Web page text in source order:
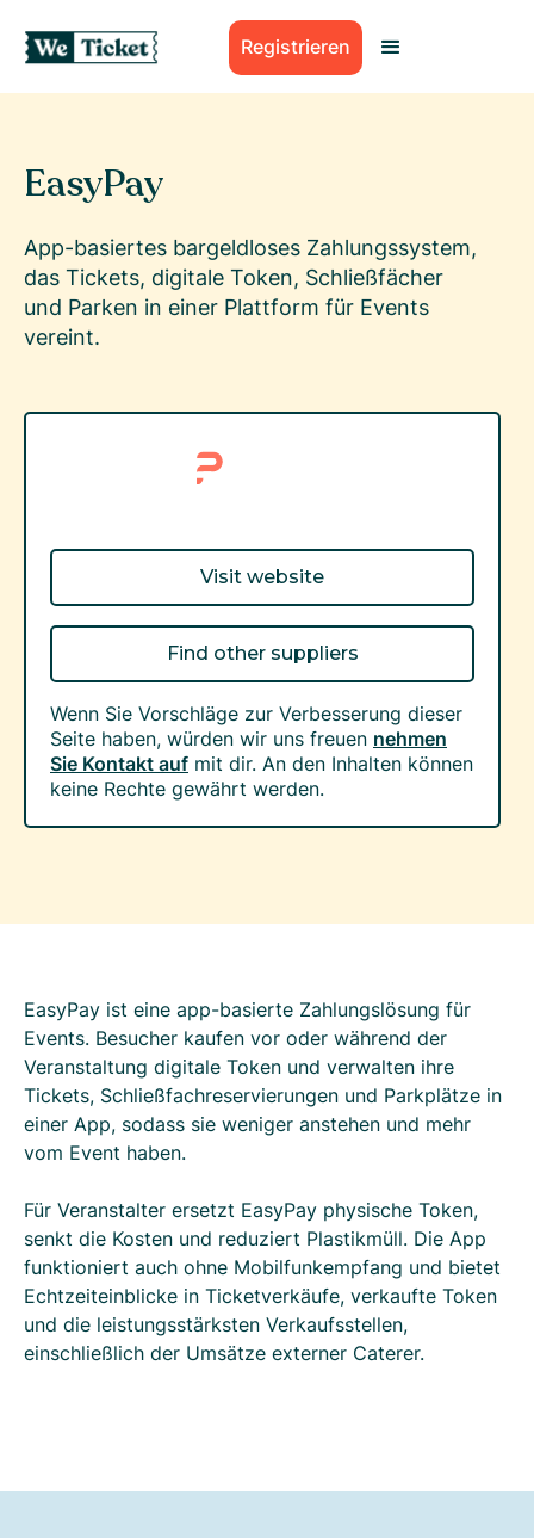
Registrieren
EasyPay
App-basiertes bargeldloses Zahlungssystem,
das Tickets, digitale Token, Schließfächer
und Parken in einer Plattform für Events
vereint.
Visit website
Find other suppliers
Wenn Sie Vorschläge zur Verbesserung dieser
Seite haben, würden wir uns freuen nehmen
Sie Kontakt auf mit dir. An den Inhalten können
keine Rechte gewährt werden.
EasyPay ist eine app-basierte Zahlungslösung für
Events. Besucher kaufen vor oder während der
Veranstaltung digitale Token und verwalten ihre
Tickets, Schließfachreservierungen und Parkplätze in
einer App, sodass sie weniger anstehen und mehr
vom Event haben.
Für Veranstalter ersetzt EasyPay physische Token,
senkt die Kosten und reduziert Plastikmüll. Die App
funktioniert auch ohne Mobilfunkempfang und bietet
Echtzeiteinblicke in Ticketverkäufe, verkaufte Token
und die leistungsstärksten Verkaufsstellen,
einschließlich der Umsätze externer Caterer.